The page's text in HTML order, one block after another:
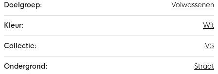
Volwassenen
Wit
V5
Straat